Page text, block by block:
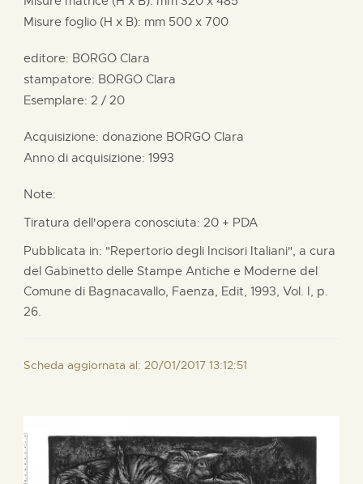
Misure foglio (H x B): mm 500 x 700
editore: BORGO Clara
stampatore: BORGO Clara
Esemplare: 2 / 20
Acquisizione: donazione BORGO Clara
Anno di acquisizione: 1993
Note:
Tiratura dell'opera conosciuta: 20 + PDA
Pubblicata in: "Repertorio degli Incisori Italiani", a cura
del Gabinetto delle Stampe Antiche e Moderne del
Comune di Bagnacavallo, Faenza, Edit, 1993, Vol. I, p.
26.
Scheda aggiornata al: 20/01/2017 13:12:51